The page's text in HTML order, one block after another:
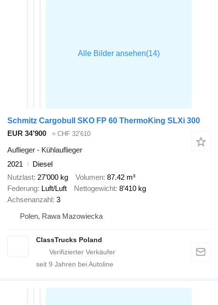
Schmitz Cargobull SKO FP 60 ThermoKing SLXi 300
EUR 34’900
≈ CHF 32’610
Auflieger - Kühlauflieger
2021
Diesel
Nutzlast 27’000 kg Volumen 87.42 m³
Federung Luft/Luft Nettogewicht 8’410 kg
Achsenanzahl 3
Polen, Rawa Mazowiecka
ClassTrucks Poland
seit 9 Jahren bei Autoline